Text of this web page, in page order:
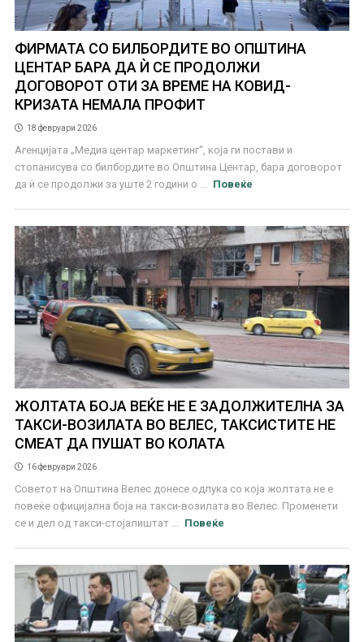
ФИРМАТА СО БИЛБОРДИТЕ ВО ОПШТИНА
ЦЕНТАР БАРА ДА Ѝ СЕ ПРОДОЛЖИ
ДОГОВОРОТ ОТИ ЗА ВРЕМЕ НА КОВИД-
КРИЗАТА НЕМАЛА ПРОФИТ
18 февруари 2026
Агенцијата „Медиа центар маркетинг“, која ги постави и
стопанисува со билбордите во Општина Центар, бара договорот
да ѝ се продолжи за уште 2 години о ...
Повеќе
ЖОЛТАТА БОЈА ВЕЌЕ НЕ Е ЗАДОЛЖИТЕЛНА ЗА
ТАКСИ-ВОЗИЛАТА ВО ВЕЛЕС, ТАКСИСТИТЕ НЕ
СМЕАТ ДА ПУШАТ ВО КОЛАТА
16 февруари 2026
Советот на Општина Велес донесе одлука со која жолтата не е
повеќе официјална боја на такси-возилата во Велес. Променети
се и дел од такси-стојалиштат ...
Повеќе